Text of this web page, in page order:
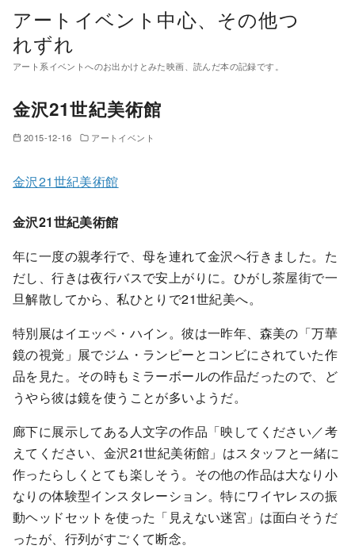
アートイベント中心、その他つ
れずれ
アート系イベントへのお出かけとみた映画、読んだ本の記録です。
金沢21世紀美術館
2015-12-16 アートイベント
金沢21世紀美術館
金沢21世紀美術館
年に一度の親孝行で、母を連れて金沢へ行きました。た
だし、行きは夜行バスで安上がりに。ひがし茶屋街で一
旦解散してから、私ひとりで21世紀美へ。
特別展はイエッペ・ハイン。彼は一昨年、森美の「万華
鏡の視覚」展でジム・ランピーとコンビにされていた作
品を見た。その時もミラーボールの作品だったので、ど
うやら彼は鏡を使うことが多いようだ。
廊下に展示してある人文字の作品「映してください／考
えてください、金沢21世紀美術館」はスタッフと一緒に
作ったらしくとても楽しそう。その他の作品は大なり小
なりの体験型インスタレーション。特にワイヤレスの振
動ヘッドセットを使った「見えない迷宮」は面白そうだ
ったが、行列がすごくて断念。